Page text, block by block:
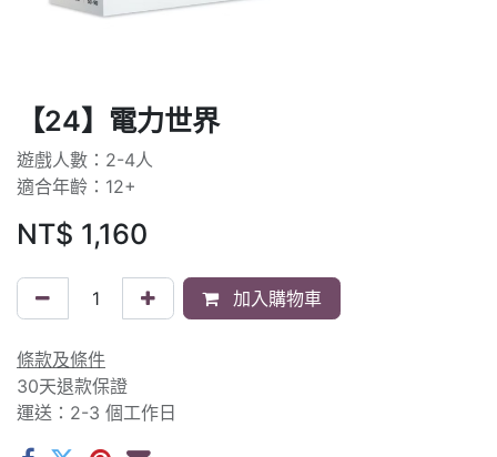
【24】電力世界
遊戲人數：2-4人
適合年齡：12+
NT$ 1,160
加入購物車
條款及條件
30天退款保證
運送：2-3 個工作日